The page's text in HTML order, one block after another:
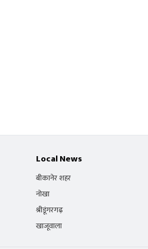
Local News
बीकानेर शहर
नोखा
श्रीडूंगरगढ़
खाजूवाला